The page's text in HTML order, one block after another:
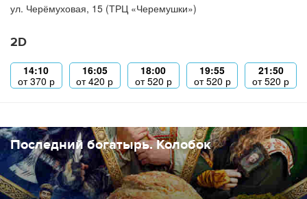
ул. Черёмуховая, 15 (ТРЦ «Черемушки»)
2D
14:10
от370 р
16:05
от420 р
18:00
от520 р
19:55
от520 р
21:50
от520 р
Последний богатырь. Колобок